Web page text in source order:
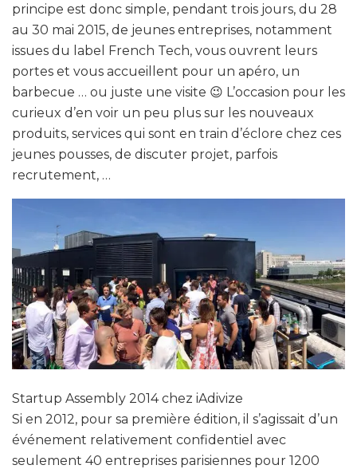
principe est donc simple, pendant trois jours, du 28
au 30 mai 2015, de jeunes entreprises, notamment
issues du label French Tech, vous ouvrent leurs
portes et vous accueillent pour un apéro, un
barbecue … ou juste une visite 😉 L’occasion pour les
curieux d’en voir un peu plus sur les nouveaux
produits, services qui sont en train d’éclore chez ces
jeunes pousses, de discuter projet, parfois
recrutement, …
Startup Assembly 2014 chez iAdivize
Si en 2012, pour sa première édition, il s’agissait d’un
événement relativement confidentiel avec
seulement 40 entreprises parisiennes pour 1200